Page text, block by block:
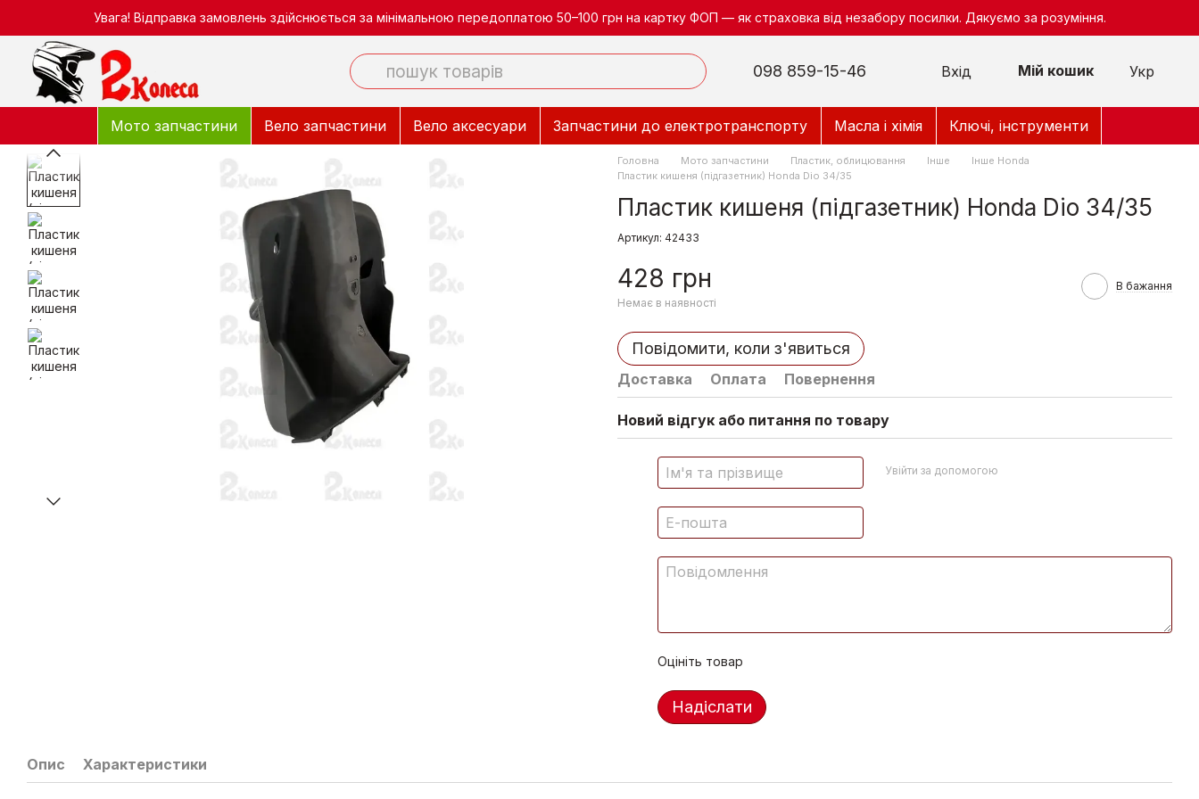
Перейти до основного контенту
Увага! Відправка замовлень здійснюється за мінімальною передоплатою 50–100 грн на картку ФОП — як страховка від незабору посилки. Дякуємо за розуміння.
098 859-15-46 Вхід Мій кошик Укр
Мото запчастини Вело запчастини Вело аксесуари Запчастини до електротранспорту Масла і хімія Ключі, інструменти
Головна Мото запчастини Пластик, облицювання Інше
Інше Honda
Пластик кишеня (підгазетник) Honda Dio 34/35
Пластик кишеня (підгазетник) Honda Dio 34/35
Артикул: 42433
428 грн
Немає в наявності
В бажання
Повідомити, коли з'явиться
Доставка Оплата Повернення
Новий відгук або питання по товару
Увійти за допомогою
Оцініть товар
Надіслати
Опис Характеристики